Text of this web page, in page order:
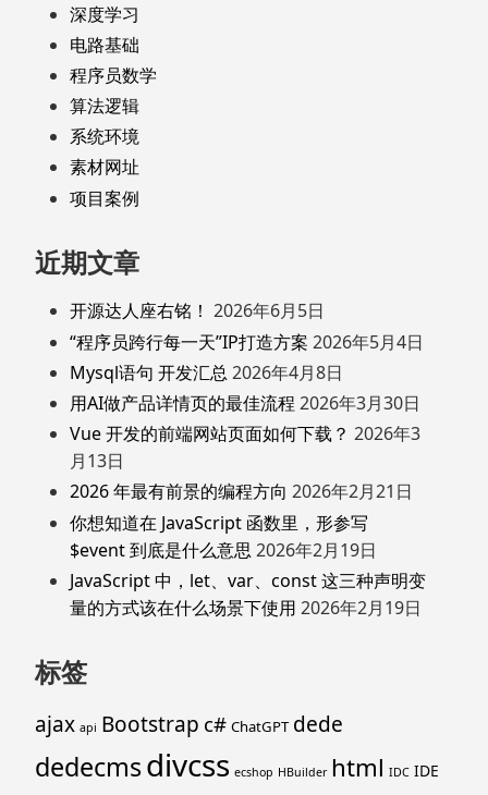
深度学习
电路基础
程序员数学
算法逻辑
系统环境
素材网址
项目案例
近期文章
开源达人座右铭！ 2026年6月5日
“程序员跨行每一天”IP打造方案 2026年5月4日
Mysql语句 开发汇总 2026年4月8日
用AI做产品详情页的最佳流程 2026年3月30日
Vue 开发的前端网站页面如何下载？ 2026年3
月13日
2026 年最有前景的编程方向 2026年2月21日
你想知道在 JavaScript 函数里，形参写
$event 到底是什么意思 2026年2月19日
JavaScript 中，let、var、const 这三种声明变
量的方式该在什么场景下使用 2026年2月19日
标签
ajax api Bootstrap c# ChatGPT dede
dedecmsdivcss ecshop HBuilder html IDC IDE